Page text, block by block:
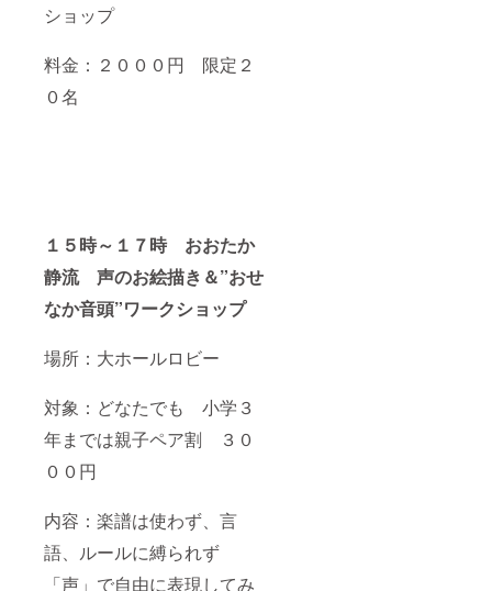
ショップ
料金：２０００円 限定２
０名
１５時～１７時 おおたか
静流 声のお絵描き＆”おせ
なか音頭”ワークショップ
場所：大ホールロビー
対象：どなたでも 小学３
年までは親子ペア割 ３０
００円
内容：楽譜は使わず、言
語、ルールに縛られず
「声」で自由に表現してみ